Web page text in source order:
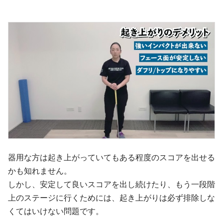
器用な方は起き上がっていてもある程度のスコアを出せる
かも知れません。
しかし、安定して良いスコアを出し続けたり、もう一段階
上のステージに行くためには、起き上がりは必ず排除しな
くてはいけない問題です。